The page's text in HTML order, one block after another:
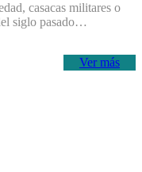
casacas militares o
siglo pasado…
Ver más